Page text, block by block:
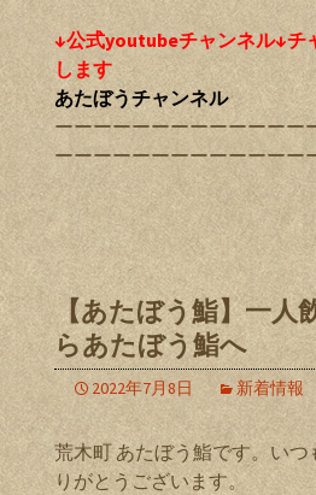
↓公式youtubeチャンネル↓チ
します
あたぼうチャンネル
ーーーーーーーーーーーーー
ーーーーーーーーーーーーー
【あたぼう鮨】一人
らあたぼう鮨へ
2022年7月8日 新着情報
荒木町 あたぼう鮨です。い
りがとうございます。